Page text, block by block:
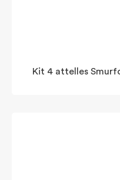
Kit 4 attelles